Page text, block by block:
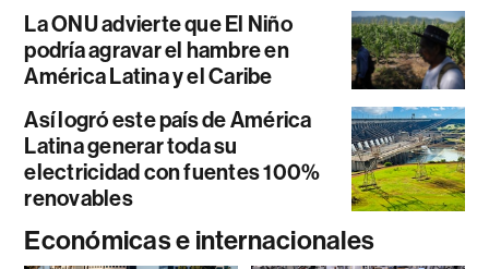
La ONU advierte que El Niño
podría agravar el hambre en
América Latina y el Caribe
Así logró este país de América
Latina generar toda su
electricidad con fuentes 100%
renovables
Económicas e internacionales